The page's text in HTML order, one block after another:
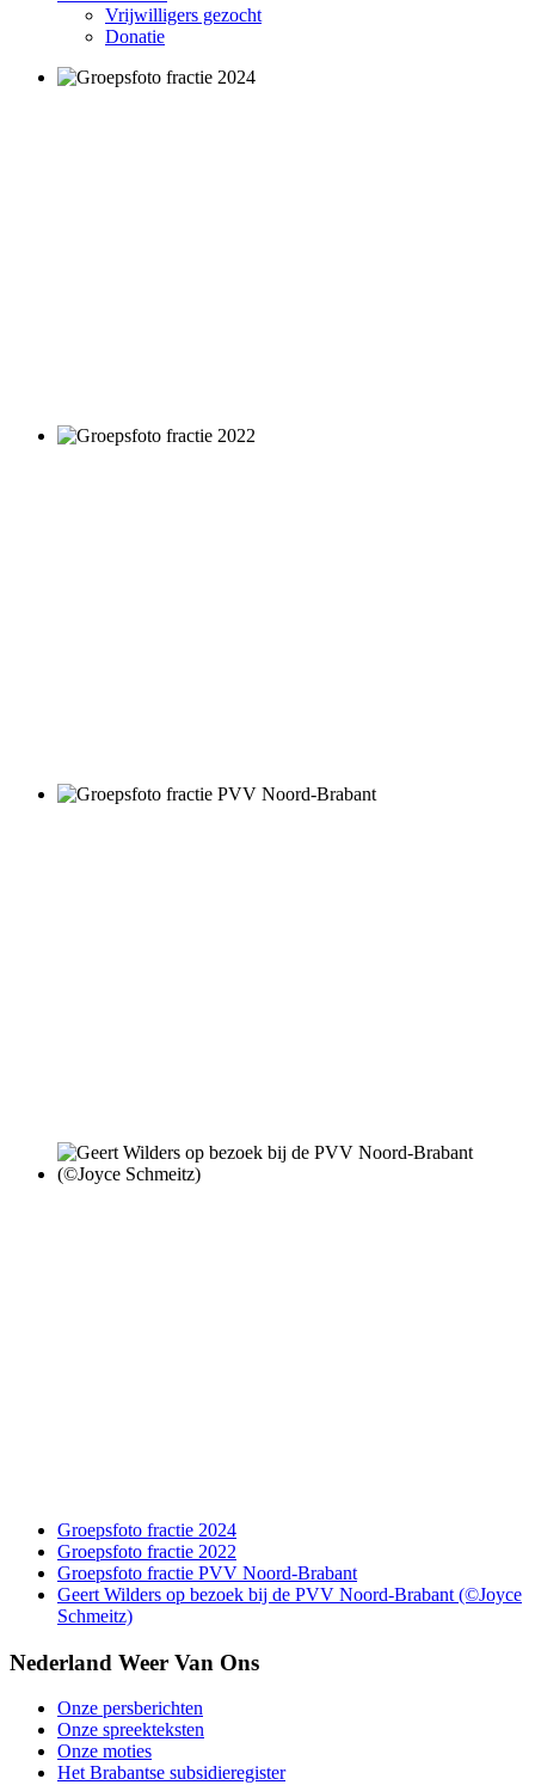
Vrijwilligers gezocht
Donatie
Groepsfoto fractie 2024
Groepsfoto fractie 2022
Groepsfoto fractie PVV Noord-Brabant
Geert Wilders op bezoek bij de PVV Noord-Brabant (©Joyce
Schmeitz)
Nederland Weer Van Ons
Onze persberichten
Onze spreekteksten
Onze moties
Het Brabantse subsidieregister